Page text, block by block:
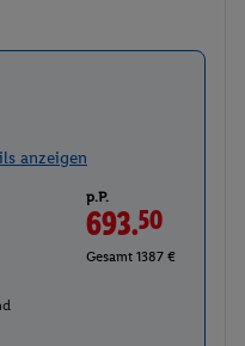
anzeigen
p.P.
693.50
Gesamt 1387 €